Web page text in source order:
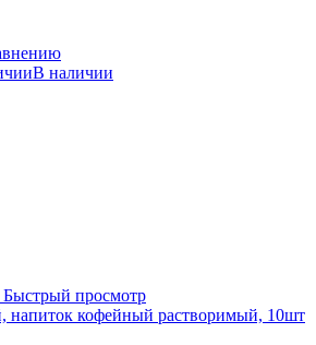
В наличии
Быстрый просмотр
кофейный растворимый, 10шт